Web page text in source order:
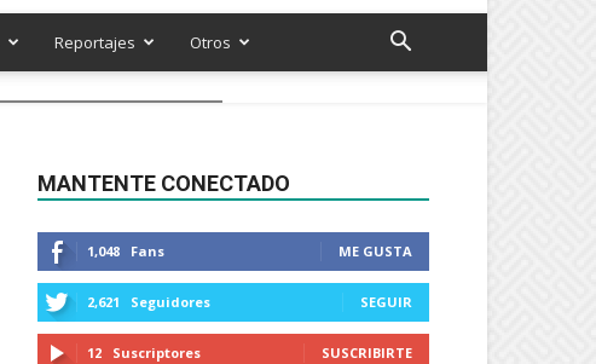
Reportajes Otros
MANTENTE CONECTADO
1,048 Fans ME GUSTA
2,621 Seguidores SEGUIR
12 Suscriptores SUSCRIBIRTE